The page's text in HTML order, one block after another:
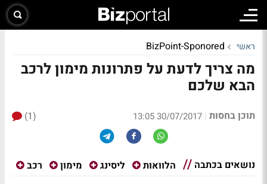
ראשי BizPoint-Sponored
מה צריך לדעת על פתרונות מימון לרכב
הבא שלכם
תוכן בחסות |
30/07/2017 13:05
(1)
נושאים בכתבה הלוואות ליסינג מימון רכב